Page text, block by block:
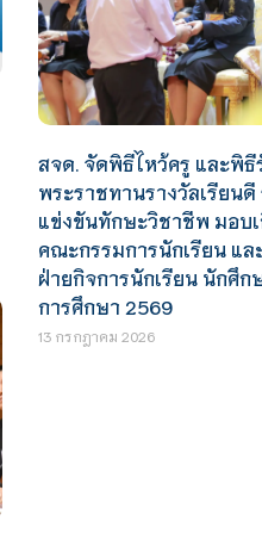
สจด. จัดพิธีไหว้ครู และพิธี
พระราชทานรางวัลเรียนดี
แข่งขันทักษะวิชาชีพ มอบ
คณะกรรมการนักเรียน แล
ฝ่ายกิจการนักเรียน นักศึก
การศึกษา 2569
13 กรกฎาคม 2026